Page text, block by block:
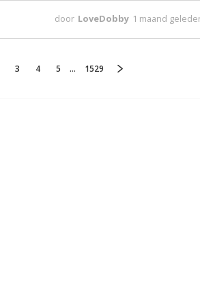
door LoveDobby 1 maand
3 4 5 ... 1529